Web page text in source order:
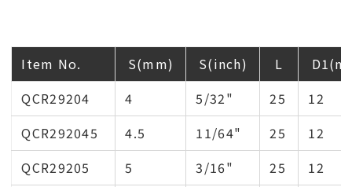
Item No. S(mm) S(inch) L
QCR29204
4 5/32" 25
12
QCR292045
4.5 11/64" 25
12
QCR29205
5 3/16" 25
12